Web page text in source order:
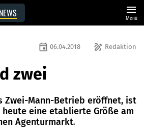
NEWS menu
Menü
draw Redaktion
event 06.04.2018
zwei
Zwei-Mann-Betrieb eröffnet, ist
eine etablierte Größe am
Agenturmarkt.